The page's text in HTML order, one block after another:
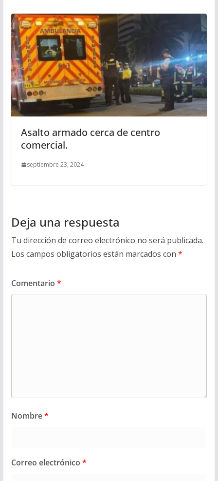
Asalto armado cerca de centro
comercial.
septiembre 23, 2024
Deja una respuesta
Tu dirección de correo electrónico no será publicada.
Los campos obligatorios están marcados con *
Comentario *
Nombre*
Correo electrónico *